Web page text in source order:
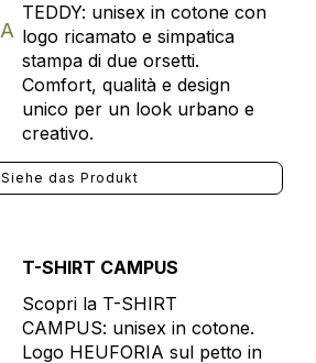
TEDDY: unisex in cotone con
logo ricamato e simpatica
stampa di due orsetti.
Comfort, qualità e design
unico per un look urbano e
creativo.
Siehe das Produkt
T-SHIRT CAMPUS
Scopri la T-SHIRT
CAMPUS: unisex in cotone.
Logo HEUFORIA sul petto in